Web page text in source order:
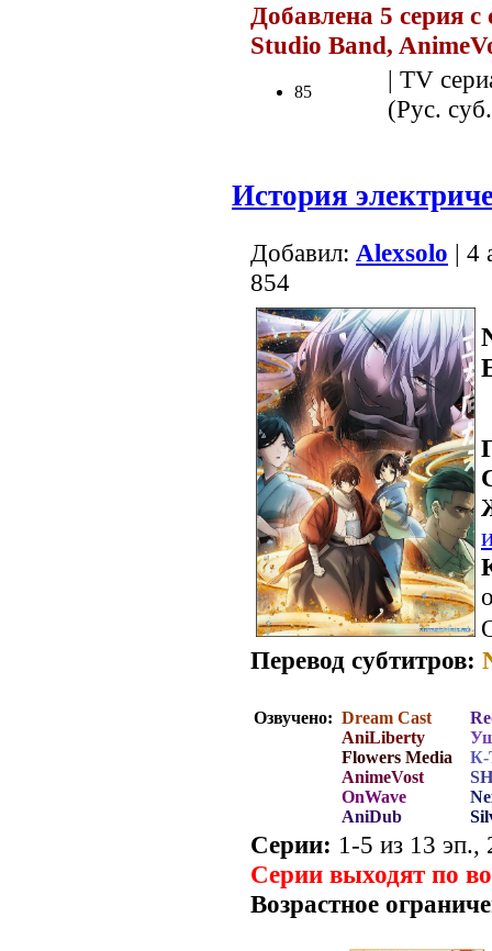
Добавлена 5 серия с
Studio Band,
85
| TV
(Рус.
История
Добавил: Alexsolo | 4
854
Перевод субтитров:
Озвучено: Dream Cast
AniLiberty
Flowers Media
AnimeVost
OnWave
AniDub
Серии: 1-5 из 13 эп.,
Серии выходят по
Возрастное